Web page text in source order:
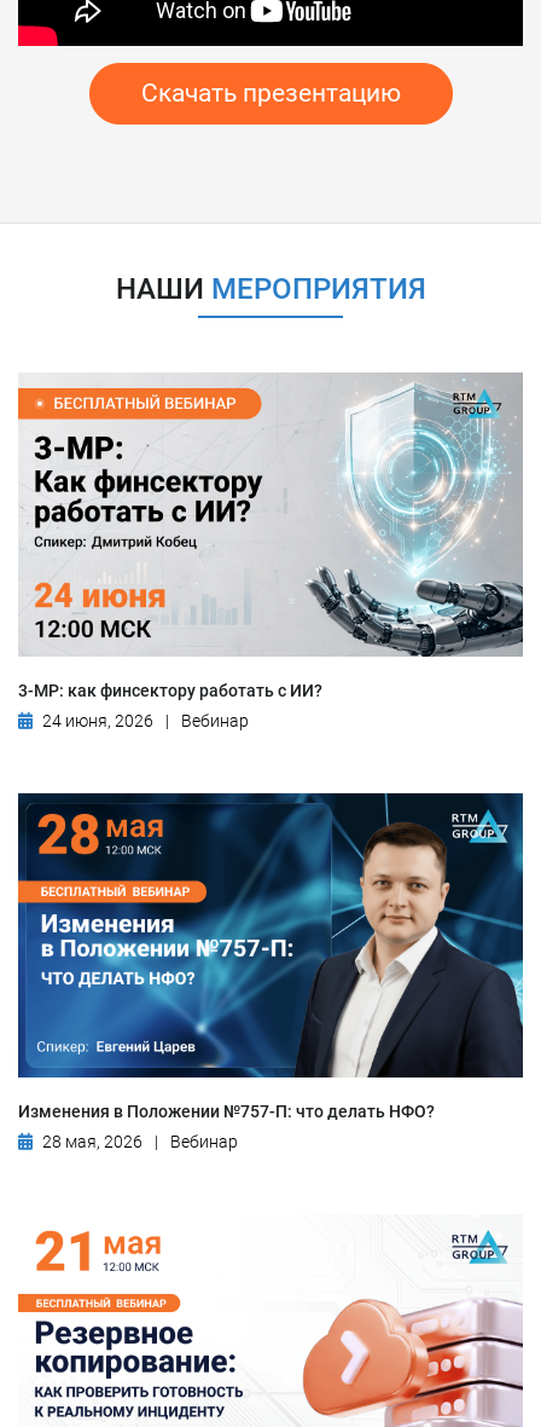
Скачать презентацию
НАШИ МЕРОПРИЯТИЯ
3-МР: как финсектору работать с ИИ?
24 июня, 2026
| Вебинар
Изменения в Положении №757-П: что делать НФО?
28 мая, 2026
| Вебинар